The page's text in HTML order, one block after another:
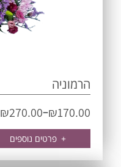
הרמוניה
₪170.00
–
₪270.00
+ פרטים נוספים